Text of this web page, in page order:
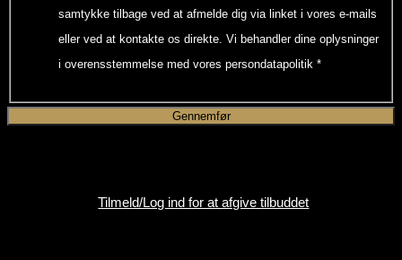
samtykke tilbage ved at afmelde dig via linket i vores e-mails
eller ved at kontakte os direkte. Vi behandler dine oplysninger
i overensstemmelse med vores persondatapolitik *
Gennemfør
Tilmeld/Log ind for at afgive tilbuddet